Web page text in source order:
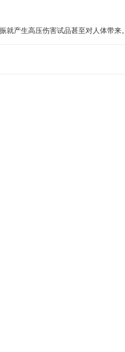
产生高压伤害试品甚至对人体带来。